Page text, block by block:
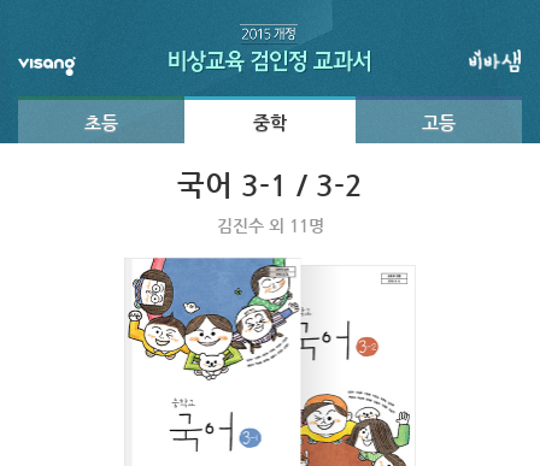
초등 중학 고등
국어 3-1 / 3-2
김진수 외 11명